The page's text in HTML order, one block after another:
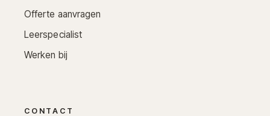
Offerte aanvragen
Leerspecialist
Werken bij
CONTACT